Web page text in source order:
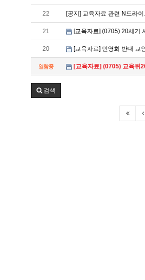
22 [공지] 교육자료 관련 N드라
21 [교육자료] (0705) 20세기
20 [교육자료] 민영화 반대 교
열람중 [교육자료] (0705) 교육위
검색